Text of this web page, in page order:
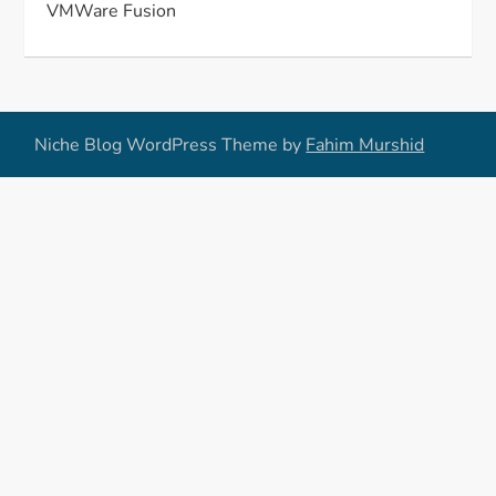
VMWare Fusion
Niche Blog WordPress Theme by Fahim Murshid